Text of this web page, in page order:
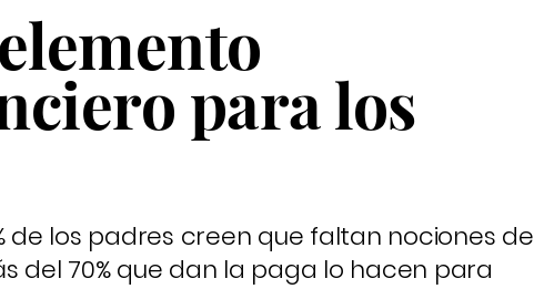
para los
de los padres creen que faltan nociones de
del 70% que dan la paga lo hacen para